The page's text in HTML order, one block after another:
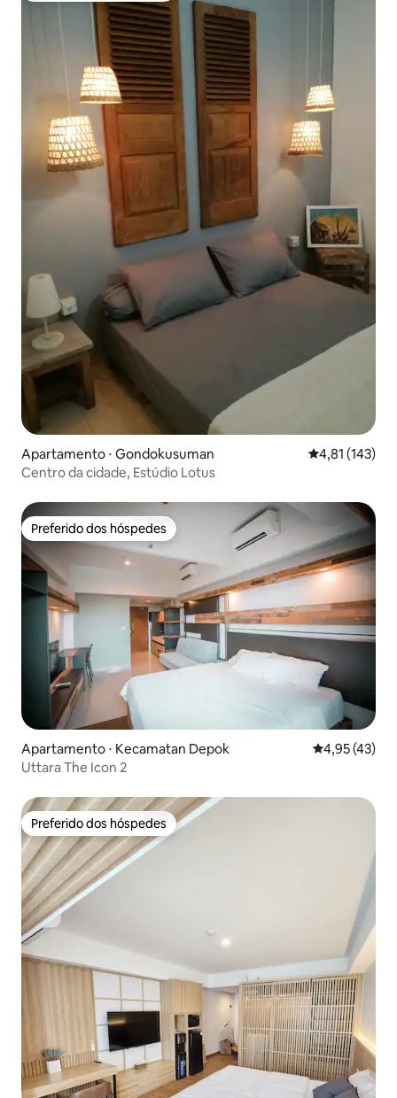
Apartamento ⋅ Gondokusuman 4,81 de uma
4,81 (143)
Centro da cidade, Estúdio Lotus
Preferido dos hóspedes
Preferido dos hóspedes
Apartamento ⋅ Kecamatan Depok 4,95 de uma
4,95 (43)
Uttara The Icon 2
Preferido dos hóspedes
Preferido dos hóspedes